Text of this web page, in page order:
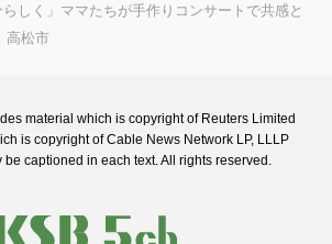
しく」ママたちが手作りコンサートで共感と
高松市
material which is copyright of Reuters Limited
is copyright of Cable News Network LP, LLLP
be captioned in each text. All rights reserved.